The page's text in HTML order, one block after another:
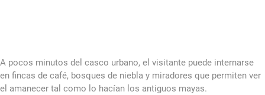
A pocos minutos del casco urbano, el visitante puede internarse
en fincas de café, bosques de niebla y miradores que permiten ver
el amanecer tal como lo hacían los antiguos mayas.